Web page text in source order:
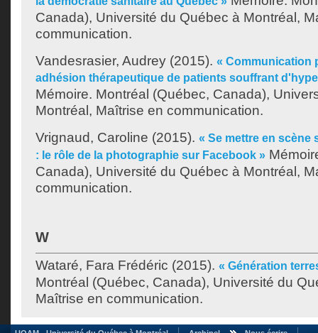
Canada), Université du Québec à Montréal,
communication.
Vandesrasier, Audrey (2015). « Communication
adhésion thérapeutique de patients souffrant
Mémoire. Montréal (Québec, Canada),
Montréal, Maîtrise en communication.
Vrignaud, Caroline (2015). « Se mettre en scène
: le rôle de la photographie sur Facebook »
Canada), Université du Québec à Montréal,
communication.
W
Wataré, Fara Frédéric (2015). « Génération
Montréal (Québec, Canada), Université du
Maîtrise en communication.